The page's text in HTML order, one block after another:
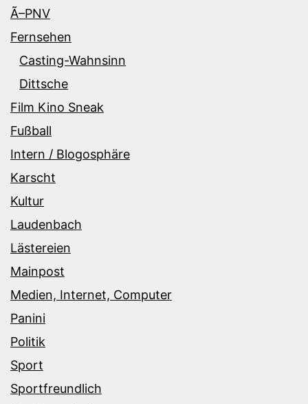
Ã–PNV
Fernsehen
Casting-Wahnsinn
Dittsche
Film Kino Sneak
Fußball
Intern / Blogosphäre
Karscht
Kultur
Laudenbach
Lästereien
Mainpost
Medien, Internet, Computer
Panini
Politik
Sport
Sportfreundlich